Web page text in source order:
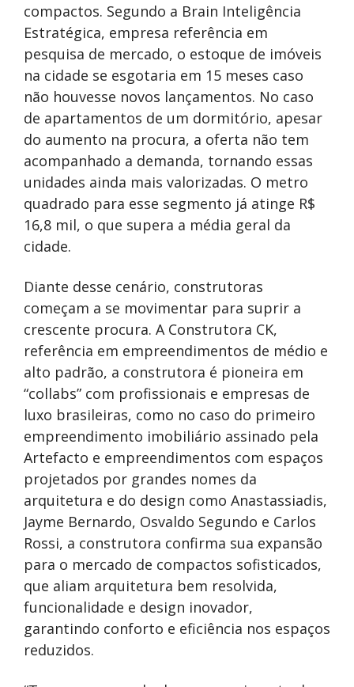
compactos. Segundo a Brain Inteligência
Estratégica, empresa referência em
pesquisa de mercado, o estoque de imóveis
na cidade se esgotaria em 15 meses caso
não houvesse novos lançamentos. No caso
de apartamentos de um dormitório, apesar
do aumento na procura, a oferta não tem
acompanhado a demanda, tornando essas
unidades ainda mais valorizadas. O metro
quadrado para esse segmento já atinge R$
16,8 mil, o que supera a média geral da
cidade.
Diante desse cenário, construtoras
começam a se movimentar para suprir a
crescente procura. A Construtora CK,
referência em empreendimentos de médio e
alto padrão, a construtora é pioneira em
“collabs” com profissionais e empresas de
luxo brasileiras, como no caso do primeiro
empreendimento imobiliário assinado pela
Artefacto e empreendimentos com espaços
projetados por grandes nomes da
arquitetura e do design como Anastassiadis,
Jayme Bernardo, Osvaldo Segundo e Carlos
Rossi, a construtora confirma sua expansão
para o mercado de compactos sofisticados,
que aliam arquitetura bem resolvida,
funcionalidade e design inovador,
garantindo conforto e eficiência nos espaços
reduzidos.